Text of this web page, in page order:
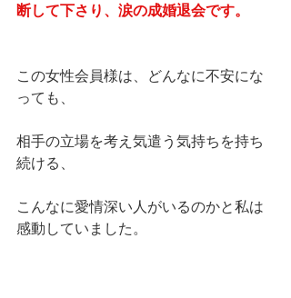
断して下さり、涙の成婚退会です。
この女性会員様は、どんなに不安にな
っても、
相手の立場を考え気遣う気持ちを持ち
続ける、
こんなに愛情深い人がいるのかと私は
感動していました。